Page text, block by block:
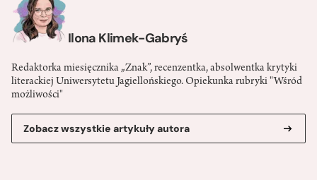
Ilona Klimek-Gabryś
Redaktorka miesięcznika „Znak”, recenzentka, absolwentka krytyki
literackiej Uniwersytetu Jagiellońskiego. Opiekunka rubryki "Wśród
możliwości"
Zobacz wszystkie artykuły autora